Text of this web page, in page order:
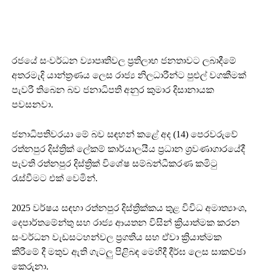
රජයේ සංවර්ධන ව්‍යාපෘතිවල ප්‍රතිලාභ ජනතාවට ලබාදීමේ
අතරමැදි යාන්ත්‍රණය ලෙස රාජ්‍ය නිලධාරීන්ට පුළුල් වගකීමක්
පැවරී තිබෙන බව ජනාධිපති අනුර කුමාර දිසානායක
පවසනවා.
ජනාධිපතිවරයා මේ බව සඳහන් කළේ අද (14) පෙරවරුවේ
රත්නපුර දිස්ත්‍රික් ලේකම් කාර්යාලයීය ප්‍රධාන ශ්‍රවණාගාරයේදී
පැවති රත්නපුර දිස්ත්‍රික් විශේෂ සම්බන්ධීකරණ කමිටු
රැස්වීමට එක් වෙමින්.
2025 වර්ෂය සඳහා රත්නපුර දිස්ත්‍රික්කය තුළ විවිධ අමාත්‍යාංශ,
දෙපාර්තමේන්තු සහ රාජ්‍ය ආයතන විසින් ක්‍රියාත්මක කරන
සංවර්ධන වැඩසටහන්වල ප්‍රගතිය සහ ඒවා ක්‍රියාත්මක
කිරීමේ දී මතුව ඇති ගැටලු පිළිබඳ මෙහිදී දීර්ඝ ලෙස සාකච්ඡා
කෙරුනා.